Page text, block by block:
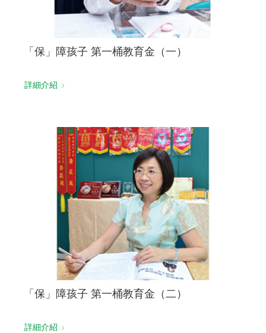
「保」障孩子 第一桶教育金（一）
詳細介紹
「保」障孩子 第一桶教育金（二）
詳細介紹